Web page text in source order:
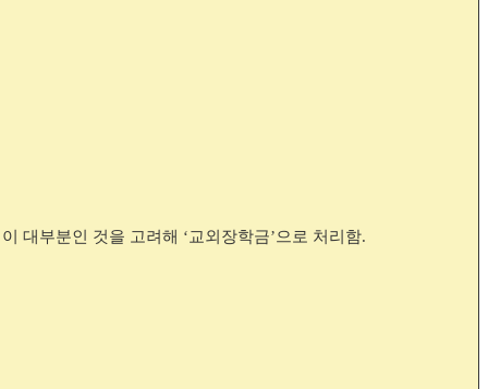
대부분인 것을 고려해 ‘교외장학금’으로 처리함.